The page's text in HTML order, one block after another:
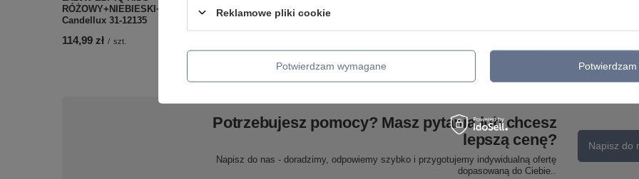
RÓŻOWY+NIEBIESKI+BIAŁY
Candellux 31-12135
114,99 zł / szt.
SS-13 CH/WH BEZBARWNY
3X50W GU10 BEZ ŻARÓWKI
56,99 zł / szt.
Potrzebujesz pomocy? Masz pytania lub chcesz
lepszą cenę?
Napisz do nas - doradzimy, odpowiemy szybko i przygotujemy indywidualną ofertę
dopasowaną do Ciebie..
Napisz do
Reklamowe pliki cookie
Potwierdzam wymagane